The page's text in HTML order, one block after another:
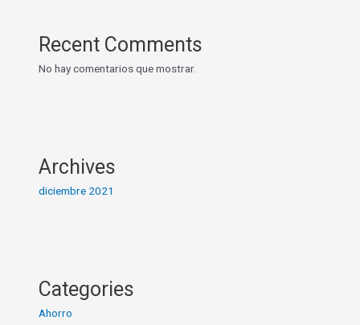
Recent Comments
No hay comentarios que mostrar.
Archives
diciembre 2021
Categories
Ahorro